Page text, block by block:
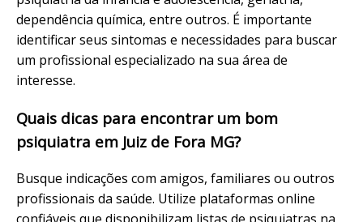
dependência química, entre outros. É importante
identificar seus sintomas e necessidades para buscar
um profissional especializado na sua área de
interesse.
Quais dicas para encontrar um bom
psiquiatra em Juiz de Fora MG?
Busque indicações com amigos, familiares ou outros
profissionais da saúde. Utilize plataformas online
confiáveis que disponibilizam listas de psiquiatras na